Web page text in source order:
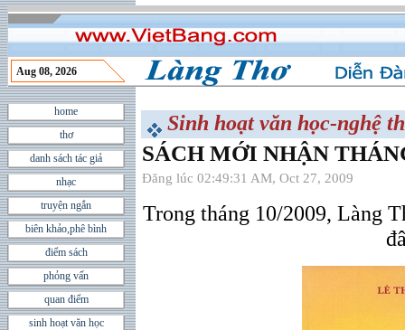
Aug 08, 2026
home
thơ
danh sách tác giả
nhạc
truyện ngắn
biên khảo,phê bình
điểm sách
phỏng vấn
quan điểm
sinh hoạt văn học
Sinh hoạt văn học-nghệ
SÁCH MỚI NHẬN
Đăng lúc 02:49:31 AM, Oct 27, 2009
Trong tháng 10/2009, Làng